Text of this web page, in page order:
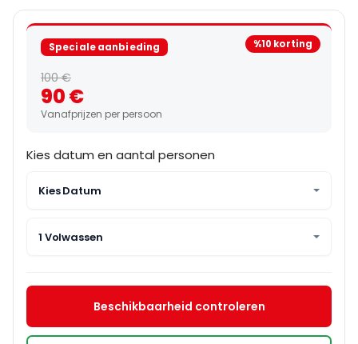
%10 korting
Speciale aanbieding
100 €
90 €
Vanafprijzen per persoon
Kies datum en aantal personen
Kies Datum
1 Volwassen
Beschikbaarheid controleren